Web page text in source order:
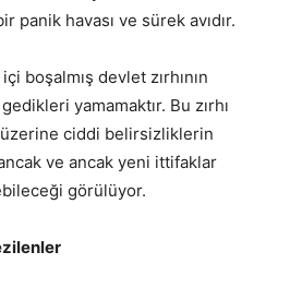
panik havası ve sürek avıdır.
boşalmış devlet zırhının
yamamaktır. Bu zırhı
üzerine ciddi belirsizliklerin
ve ancak yeni ittifaklar
görülüyor.